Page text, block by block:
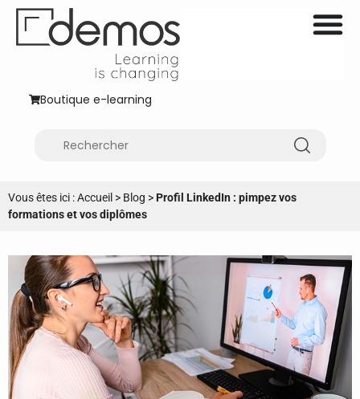
Boutique e-learning
Vous êtes ici :Accueil > Blog >Profil LinkedIn : pimpez vos
formations et vos diplômes